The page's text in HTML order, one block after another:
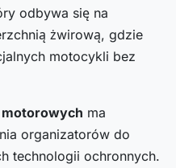
odbywa się na
żwirową, gdzie
motocykli bez
ma
organizatorów do
technologii ochronnych.